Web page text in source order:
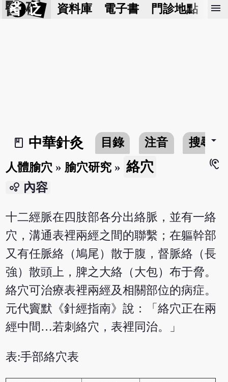
醫 砭 資料庫 電子書 門診地點 預
menu
book_2
中華針灸 目錄 注音 搜尋arrow_drop_down
人體腧穴 » 腧穴研究 » 絡穴
hearing
bubble_chart 內容
十二經脈在四肢部各分出絡脈，並有一絡
穴，溝通表裡兩經之間的聯繫；在軀幹部
又有任脈絡（鳩尾）散于腹，督脈絡（長
強）散頭上，脾之大絡（大包）布于脅。
絡穴可治療表裡兩經及相關部位的病症。
元代竇默《針經指南》說：「絡穴正在兩
經中間…若刺絡穴，表裡同治。」
表:手部絡穴表